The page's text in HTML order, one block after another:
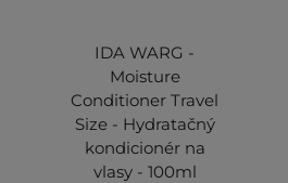
IDA WARG -
Moisture
Conditioner Travel
Size - Hydratačný
kondicionér na
vlasy - 100ml